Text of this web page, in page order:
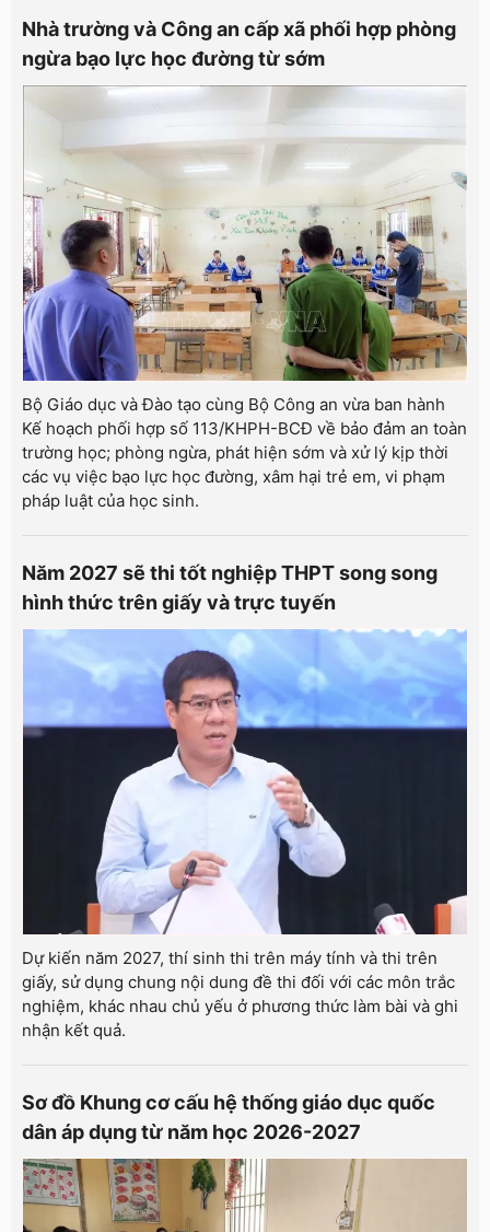
Nhà trường và Công an cấp xã phối hợp phòng
ngừa bạo lực học đường từ sớm
Bộ Giáo dục và Đào tạo cùng Bộ Công an vừa ban hành
Kế hoạch phối hợp số 113/KHPH-BCĐ về bảo đảm an toàn
trường học; phòng ngừa, phát hiện sớm và xử lý kịp thời
các vụ việc bạo lực học đường, xâm hại trẻ em, vi phạm
pháp luật của học sinh.
Năm 2027 sẽ thi tốt nghiệp THPT song song
hình thức trên giấy và trực tuyến
Dự kiến năm 2027, thí sinh thi trên máy tính và thi trên
giấy, sử dụng chung nội dung đề thi đối với các môn trắc
nghiệm, khác nhau chủ yếu ở phương thức làm bài và ghi
nhận kết quả.
Sơ đồ Khung cơ cấu hệ thống giáo dục quốc
dân áp dụng từ năm học 2026-2027